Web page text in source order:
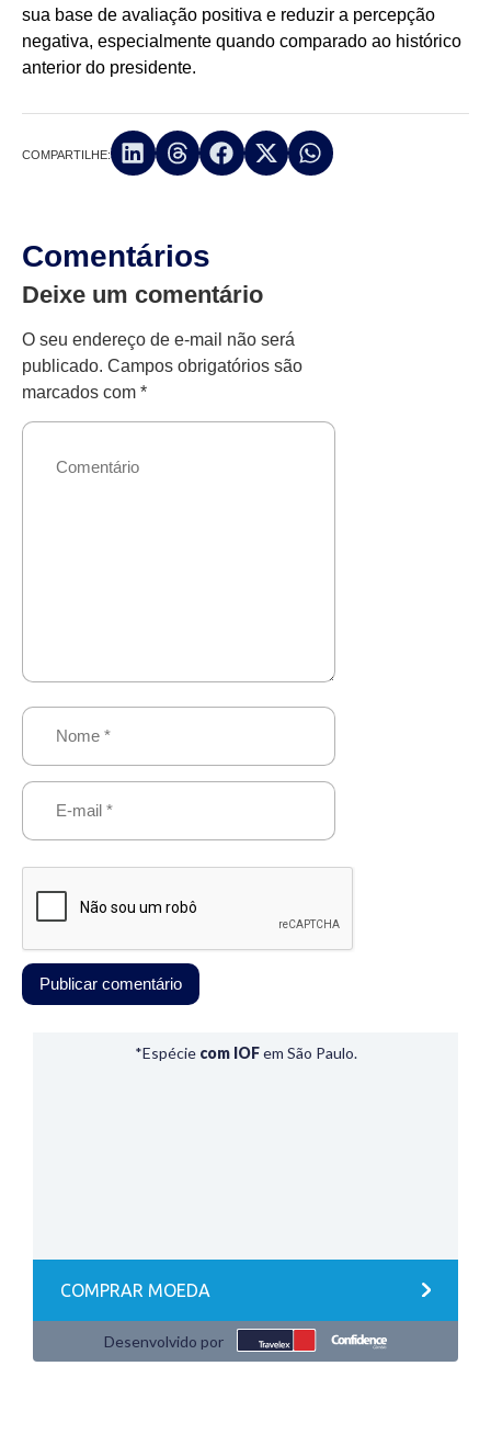
sua base de avaliação positiva e reduzir a percepção
negativa, especialmente quando comparado ao histórico
anterior do presidente.
COMPARTILHE:
Comentários
Deixe um comentário
O seu endereço de e-mail não será
publicado. Campos obrigatórios são
marcados com *